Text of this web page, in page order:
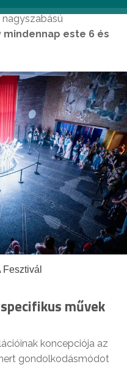
nagyszabású
mindennap este 6 és
Fesztivál
művek
koncepciója az
gondolkodásmódot